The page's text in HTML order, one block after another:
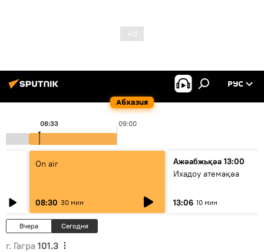
Абхазия
РУС
09:00
08:33
On air
08:30 30 мин
Ажәабжьқәа 13:00
Ихадоу атемақәа
13:06 10 мин
Вчера Сегодня
г. Гагра 101.3